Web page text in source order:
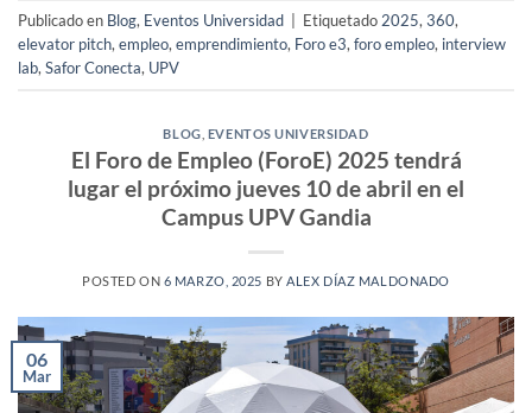
Publicado en Blog, Eventos Universidad Etiquetado 2025, 360,
elevator pitch, empleo, emprendimiento, Foro e3, foro empleo, interview
lab, Safor Conecta, UPV
BLOG EVENTOS UNIVERSIDAD
El Foro de Empleo (ForoE) 2025 tendrá
lugar el próximo jueves 10 de abril en el
Campus UPV Gandia
POSTED ON 6 MARZO, 2025 BYALEX DÍAZ MALDONADO
06
Mar